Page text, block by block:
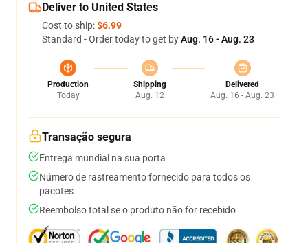
Deliver to United States
Cost to ship:$6.99
Standard - Order today to get byAug. 16 - Aug. 23
Production
Today
Shipping
Aug. 12
Delivered
Aug. 16 - Aug. 23
Transação segura
Entrega mundial na sua porta
Número de rastreamento fornecido para todos os
pacotes
Reembolso total se o produto não for recebido